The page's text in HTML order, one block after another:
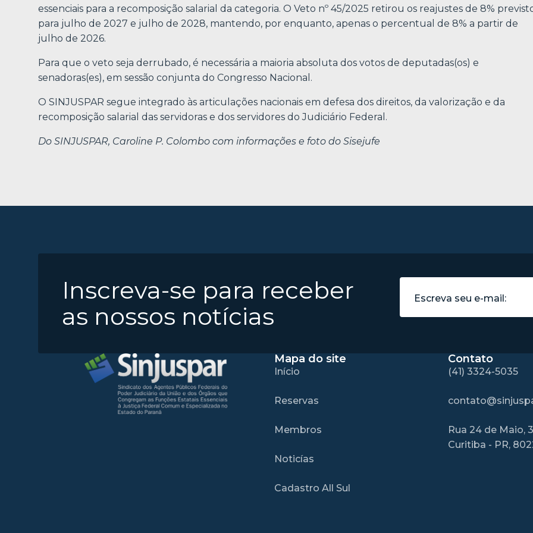
essenciais para a recomposição salarial da categoria. O Veto nº 45/2025 retirou os reajustes de 8%
para julho de 2027 e julho de 2028, mantendo, por enquanto, apenas o percentual de 8% a partir de
julho de 2026.
Para que o veto seja derrubado, é necessária a maioria absoluta dos votos de deputadas(os) e
senadoras(es), em sessão conjunta do Congresso Nacional.
O SINJUSPAR segue integrado às articulações nacionais em defesa dos direitos, da valorização e da
recomposição salarial das servidoras e dos servidores do Judiciário Federal.
Do SINJUSPAR, Caroline P. Colombo com informações e foto do Sisejufe
Inscreva-se para receber
as nossos notícias
Mapa do site
Início
Reservas
Membros
Noticías
Cadastro All Sul
Contato
(41) 3324-5035
Rua 24 de Maio,
Curitiba - PR,